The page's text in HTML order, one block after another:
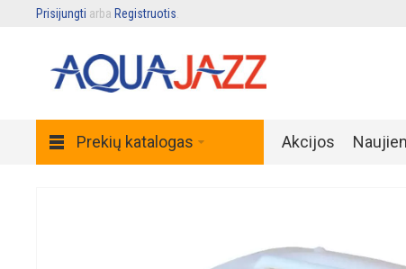
Prisijungti arba Registruotis
Prekių katalogas Akcijos